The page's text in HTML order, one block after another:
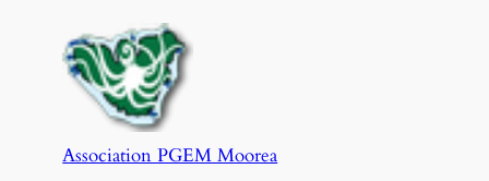
content
Association PGEM Moorea